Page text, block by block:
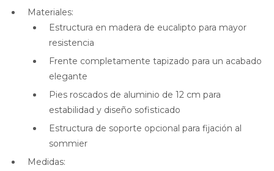
Materiales:
Estructura en madera de eucalipto para mayor
resistencia
Frente completamente tapizado para un acabado
elegante
Pies roscados de aluminio de 12 cm para
estabilidad y diseño sofisticado
Estructura de soporte opcional para fijación al
sommier
Medidas: